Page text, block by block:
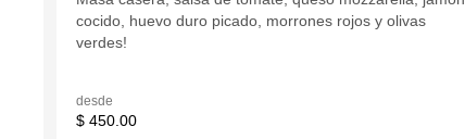
cocido, huevo duro picado, morrones rojos y olivas
verdes!
desde
$ 450.00